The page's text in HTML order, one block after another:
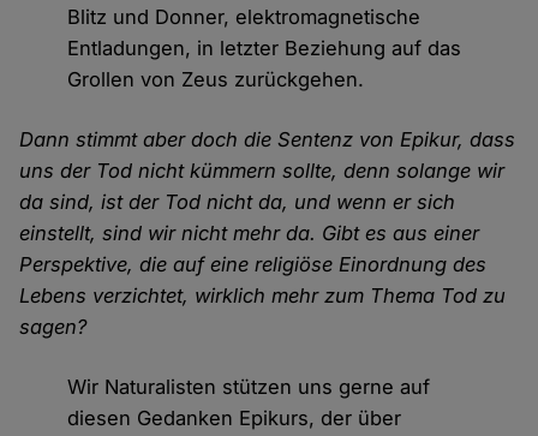
Blitz und Donner, elektromagnetische
Entladungen, in letzter Beziehung auf das
Grollen von Zeus zurückgehen.
Dann stimmt aber doch die Sentenz von Epikur, dass
uns der Tod nicht kümmern sollte, denn solange wir
da sind, ist der Tod nicht da, und wenn er sich
einstellt, sind wir nicht mehr da. Gibt es aus einer
Perspektive, die auf eine religiöse Einordnung des
Lebens verzichtet, wirklich mehr zum Thema Tod zu
sagen?
Wir Naturalisten stützen uns gerne auf
diesen Gedanken Epikurs, der über